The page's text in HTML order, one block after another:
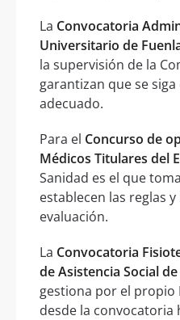
La Convocatoria
Universitario de
la supervisión de la
garantizan que se
adecuado.
Para el Concurso de
Médicos Titulares del
Sanidad es el que
establecen las reglas
evaluación.
La Convocatoria
de Asistencia Social
gestiona por el propio
desde la convocatoria